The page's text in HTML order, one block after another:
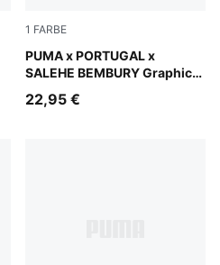
1 FARBE
PUMA x PORTUGAL x
SALEHE BEMBURY Graphic
Sun Struck-PUMA Black
22,95 €